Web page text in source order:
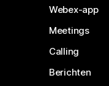
Webex-app
Meetings
Calling
Berichten